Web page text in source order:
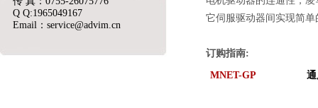
Q Q:1965049167
Email：service@advim.cn
它伺服驱动器间实现简
订购指南:
MNET-GP